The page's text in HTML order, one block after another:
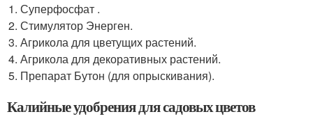
Суперфосфат .
Стимулятор Энерген.
Агрикола для цветущих растений.
Агрикола для декоративных растений.
Препарат Бутон (для опрыскивания).
Калийные удобрения для садовых цветов